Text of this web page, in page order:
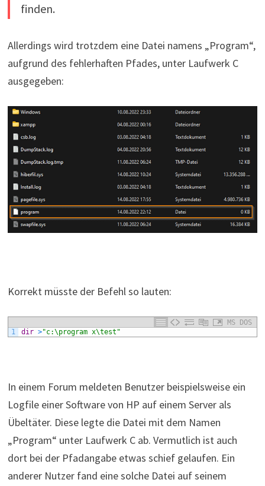
finden.
Allerdings wird trotzdem eine Datei namens „Program“,
aufgrund des fehlerhaften Pfades, unter Laufwerk C
ausgegeben:
Korrekt müsste der Befehl so lauten:
MS DOS
1
dir >"c:\program x\test"
In einem Forum meldeten Benutzer beispielsweise ein
Logfile einer Software von HP auf einem Server als
Übeltäter. Diese legte die Datei mit dem Namen
„Program“ unter Laufwerk C ab. Vermutlich ist auch
dort bei der Pfadangabe etwas schief gelaufen. Ein
anderer Nutzer fand eine solche Datei auf seinem